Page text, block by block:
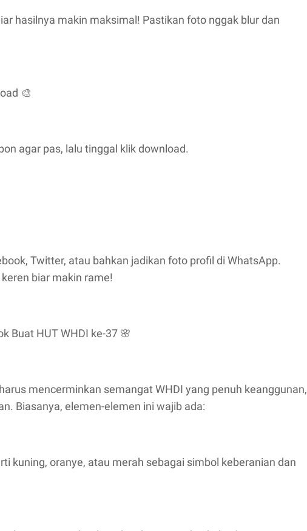
hasilnya makin maksimal! Pastikan foto nggak blur dan
🎨
agar pas, lalu tinggal klik download.
Twitter, atau bahkan jadikan foto profil di WhatsApp.
biar makin rame!
Buat HUT WHDI ke-37 🌸
mencerminkan semangat WHDI yang penuh keanggunan,
Biasanya, elemen-elemen ini wajib ada:
kuning, oranye, atau merah sebagai simbol keberanian dan